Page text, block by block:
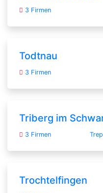
3 Firmen
Todtnau
3 Firmen
Triberg im
3 Firmen
Trochtelfingen